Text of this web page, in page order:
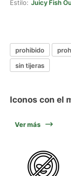
Estilo: Juicy Fish
prohibido
sin tijeras
Iconos con el
Ver más